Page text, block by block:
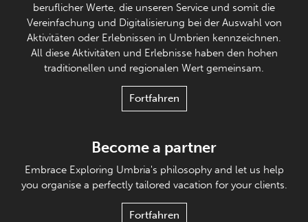
beruflicher Werte, die unseren Service und somit die
Vereinfachung und Digitalisierung bei der Auswahl von
Aktivitäten oder Erlebnissen in Umbrien kennzeichnen.
All diese Aktivitäten und Erlebnisse haben den hohen
traditionellen und regionalen Wert gemeinsam.
Fortfahren
Become a partner
Embrace Exploring Umbria's philosophy and let us help
you organise a perfectly tailored vacation for your clients.
Fortfahren